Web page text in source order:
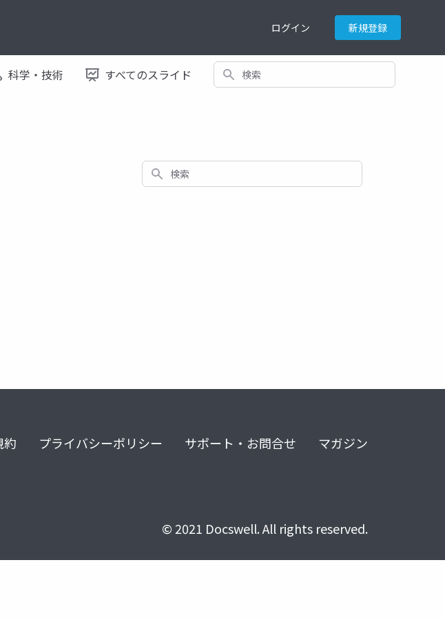
ログイン 新規登録
科学・技術 すべてのスライド 検索
検索
約 プライバシーポリシー サポート・お問合せ マガジン
© 2021 Docswell. All rights reserved.